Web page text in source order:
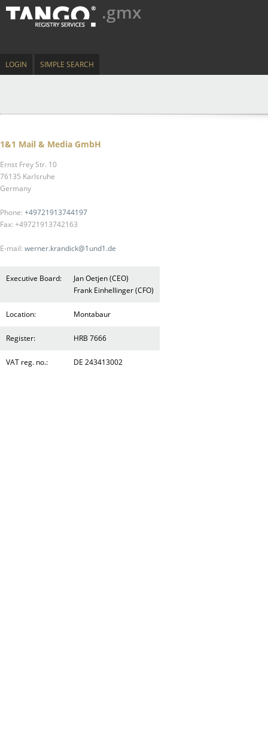
.gmx
LOGIN SIMPLE SEARCH
1&1 Mail & Media GmbH
Ernst Frey Str. 10
76135 Karlsruhe
Germany
Phone: +49721913744197
Fax: +49721913742163
E-mail: werner.krandick@1und1.de
Executive Board:
Jan Oetjen (CEO)
Frank Einhellinger (CFO)
Location: Montabaur
Register: HRB 7666
VAT reg. no.: DE 243413002